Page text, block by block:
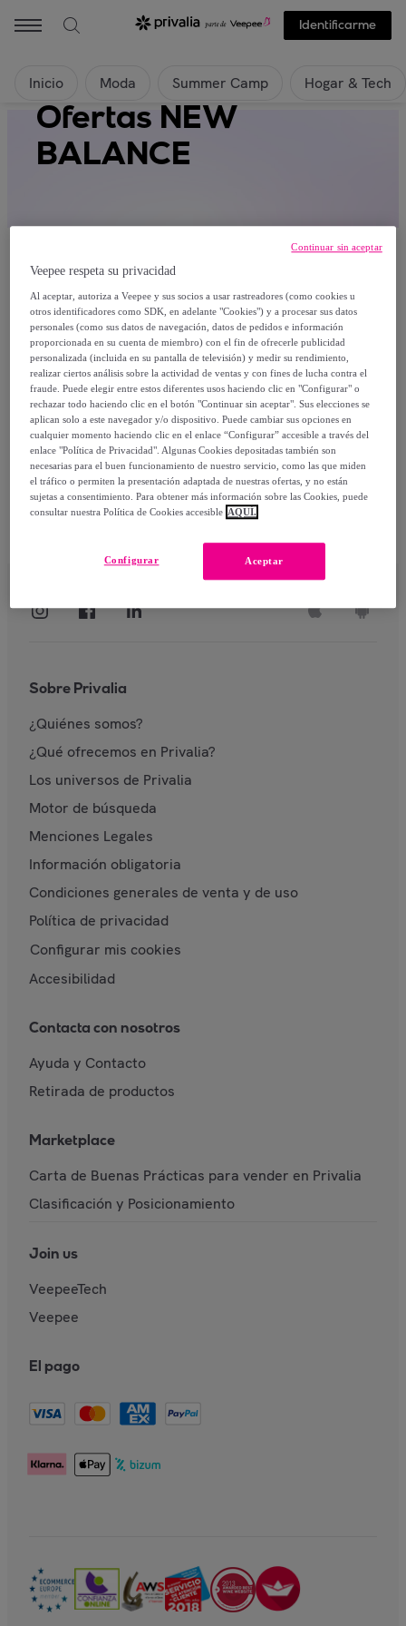
Identificarme
Inicio Moda Summer Camp Hogar & Tech
Ofertas NEW
BALANCE
Actualmente no hay productos disponibles.
Regístrate y accede a todos los productos visibles
para nuestros miembros.
Identificarme
Sobre Privalia
¿Quiénes somos?
¿Qué ofrecemos en Privalia?
Los universos de Privalia
Motor de búsqueda
Menciones Legales
Información obligatoria
Condiciones generales de venta y de uso
Política de privacidad
Configurar mis cookies
Accesibilidad
Contacta con nosotros
Ayuda y Contacto
Retirada de productos
Marketplace
Carta de Buenas Prácticas para vender en Privalia
Clasificación y Posicionamiento
Join us
VeepeeTech
Veepee
El pago
Veepee respeta su privacidad
Al aceptar, autoriza a Veepee y sus socios a usar rastreadores (como cookies u
otros identificadores como SDK, en adelante "Cookies") y a procesar sus datos
personales (como sus datos de navegación, datos de pedidos e información
proporcionada en su cuenta de miembro) con el fin de ofrecerle publicidad
personalizada (incluida en su pantalla de televisión) y medir su rendimiento,
realizar ciertos análisis sobre la actividad de ventas y con fines de lucha contra el
fraude. Puede elegir entre estos diferentes usos haciendo clic en "Configurar" o
rechazar todo haciendo clic en el botón "Continuar sin aceptar". Sus elecciones se
aplican solo a este navegador y/o dispositivo. Puede cambiar sus opciones en
cualquier momento haciendo clic en el enlace “Configurar” accesible a través del
enlace "Política de Privacidad". Algunas Cookies depositadas también son
necesarias para el buen funcionamiento de nuestro servicio, como las que miden
el tráfico o permiten la presentación adaptada de nuestras ofertas, y no están
sujetas a consentimiento. Para obtener más información sobre las Cookies, puede
consultar nuestra Política de Cookies accesible AQUÍ.
Aceptar
Configurar
Continuar sin aceptar